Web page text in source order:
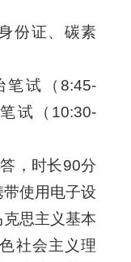
份证、碳素
试（8:45-
试（10:30-
，时长90分
使用电子设
思主义基本
社会主义理